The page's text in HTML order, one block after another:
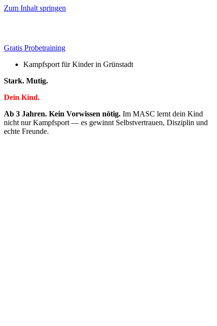
Zum Inhalt springen
Gratis Probetraining
Kampfsport für Kinder in Grünstadt
Stark. Mutig.
Dein Kind.
Ab 3 Jahren. Kein Vorwissen nötig. Im MASC lernt dein Kind
nicht nur Kampfsport — es gewinnt Selbstvertrauen, Disziplin und
echte Freunde.